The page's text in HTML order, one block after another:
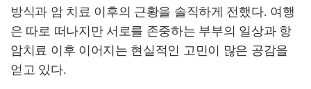
방식과 암 치료 이후의 근황을 솔직하게 전했다. 여행
은 따로 떠나지만 서로를 존중하는 부부의 일상과 항
암치료 이후 이어지는 현실적인 고민이 많은 공감을
얻고 있다.